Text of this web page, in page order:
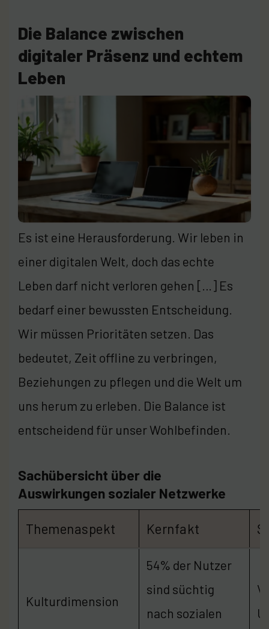
Die Balance zwischen
digitaler Präsenz und echtem
Leben
Es ist eine Herausforderung. Wir leben in
einer digitalen Welt, doch das echte
Leben darf nicht verloren gehen […] Es
bedarf einer bewussten Entscheidung.
Wir müssen Prioritäten setzen. Das
bedeutet, Zeit offline zu verbringen,
Beziehungen zu pflegen und die Welt um
uns herum zu erleben. Die Balance ist
entscheidend für unser Wohlbefinden.
Sachübersicht über die
Auswirkungen sozialer Netzwerke
Themenaspekt Kernfakt
Kulturdimension
54% der Nutzer
sind süchtig
nach sozialen